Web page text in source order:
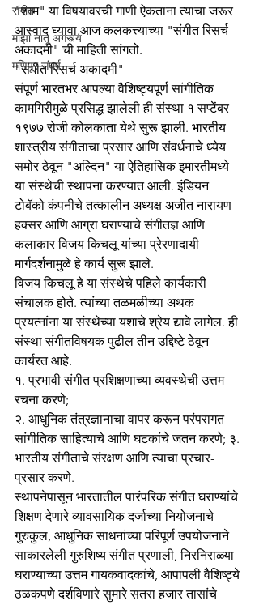
संगीत
माझा नातू अगस्त्य
मणिपूर संघर्ष
"शाम" या विषयावरची गाणी ऐकताना त्याचा जरूर
आस्वाद घ्यावा.आज कलकत्त्याच्या "संगीत रिसर्च
अकादमी" ची माहिती सांगतो.
"संगीत रिसर्च अकादमी"
संपूर्ण भारतभर आपल्या वैशिष्ट्यपूर्ण सांगीतिक
कामगिरीमुळे प्रसिद्ध झालेली ही संस्था १ सप्टेंबर
१९७७ रोजी कोलकाता येथे सुरू झाली. भारतीय
शास्त्रीय संगीताचा प्रसार आणि संवर्धनाचे ध्येय
समोर ठेवून "अल्दिन" या ऐतिहासिक इमारतीमध्ये
या संस्थेची स्थापना करण्यात आली. इंडियन
टोबॅको कंपनीचे तत्कालीन अध्यक्ष अजीत नारायण
हक्सर आणि आग्रा घराण्याचे संगीतज्ञ आणि
कलाकार विजय किचलू यांच्या प्रेरणादायी
मार्गदर्शनामुळे हे कार्य सुरू झाले.
विजय किचलू हे या संस्थेचे पहिले कार्यकारी
संचालक होते. त्यांच्या तळमळीच्या अथक
प्रयत्नांना या संस्थेच्या यशाचे श्रेय द्यावे लागेल. ही
संस्था संगीतविषयक पुढील तीन उद्दिष्टे ठेवून
कार्यरत आहे.
१. प्रभावी संगीत प्रशिक्षणाच्या व्यवस्थेची उत्तम
रचना करणे;
२. आधुनिक तंत्रज्ञानाचा वापर करून परंपरागत
सांगीतिक साहित्याचे आणि घटकांचे जतन करणे; ३.
भारतीय संगीताचे संरक्षण आणि त्याचा प्रचार-
प्रसार करणे.
स्थापनेपासून भारतातील पारंपरिक संगीत घराण्यांचे
शिक्षण देणारे व्यावसायिक दर्जाच्या नियोजनाचे
गुरुकुल, आधुनिक साधनांच्या परिपूर्ण उपयोजनाने
साकारलेली गुरुशिष्य संगीत प्रणाली, निरनिराळ्या
घराण्याच्या उत्तम गायकवादकांचे, आपापली वैशिष्ट्ये
ठळकपणे दर्शविणारे सुमारे सतरा हजार तासांचे